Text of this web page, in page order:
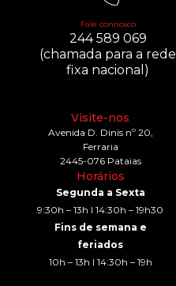
Visite-nos
Avenida D. Dinis nº 20,
Ferraria
2445-076 Pataias
Horários
Segunda a Sexta
9:30h – 13h I 14:30h – 19h30
Fins de semana e
feriados
10h – 13h I 14:30h – 19h
Fale connosco
244 589 069
(chamada para a rede
fixa nacional)